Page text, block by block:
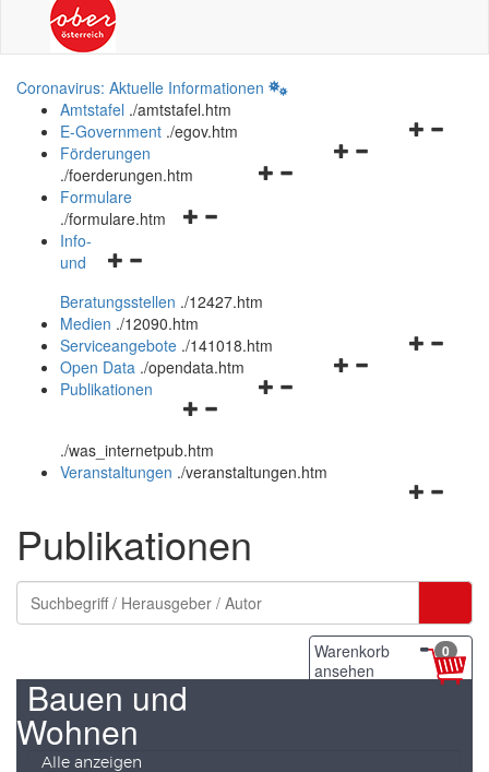
Coronavirus: Aktuelle Informationen
Amtstafel ./amtstafel.htm
Navigationsmenü
E-Government ./egov.htm
Navigationsmenü
Förderungen
./foerderungen.htm
Navigationsmenü
Formulare
./formulare.htm
Navigationsmenü
und
schließen
Info-
und
Beratungsstellen ./12427.htm
Medien ./12090.htm
Navigationsmenü
Serviceangebote ./141018.htm
Navigationsmenü
Open Data ./opendata.htm
Navigationsmenü
und
schließen
Publikationen
./was_internetpub.htm
Veranstaltungen ./veranstaltungen.htm
Publikationen
Warenkorb
ansehen
0
Bauen und
Wohnen
Alle anzeigen